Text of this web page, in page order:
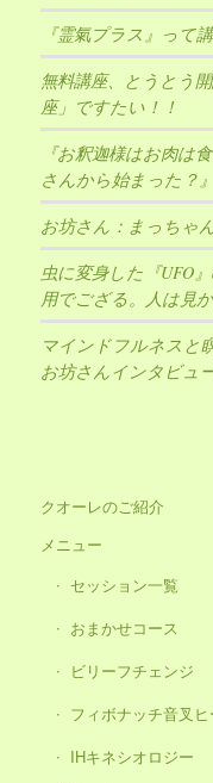
『霊氣プラス』って
無料講座、とうとう
座」ですたい！！
『お釈迦様はお肉は
さんから始まった？』
お坊さん：まっちゃ
虫に変身した『UFO
用でござる。人は見
マインドフルネスと
お坊さんインタビュー
クオーレのご紹介
メニュー
セッション一覧
おまかせコース
ビリーフチェンジ
フィボナッチ音叉
IHキネシオロジー